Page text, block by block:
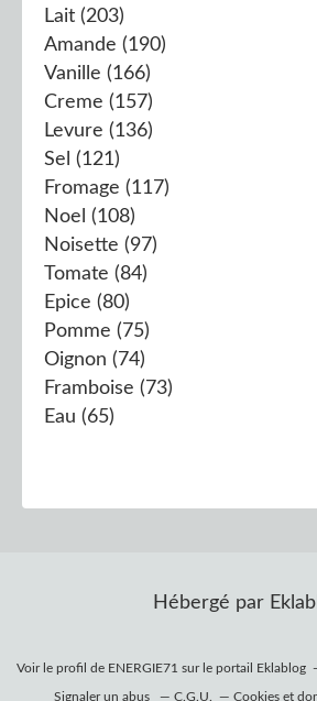
Lait (203)
Amande (190)
Vanille (166)
Creme (157)
Levure (136)
Sel (121)
Fromage (117)
Noel (108)
Noisette (97)
Tomate (84)
Epice (80)
Pomme (75)
Oignon (74)
Framboise (73)
Eau (65)
Hébergé par
Voir le profil de ENERGIE71 sur le portail Eklablog
Signaler un abus C.G.U. Cookies et